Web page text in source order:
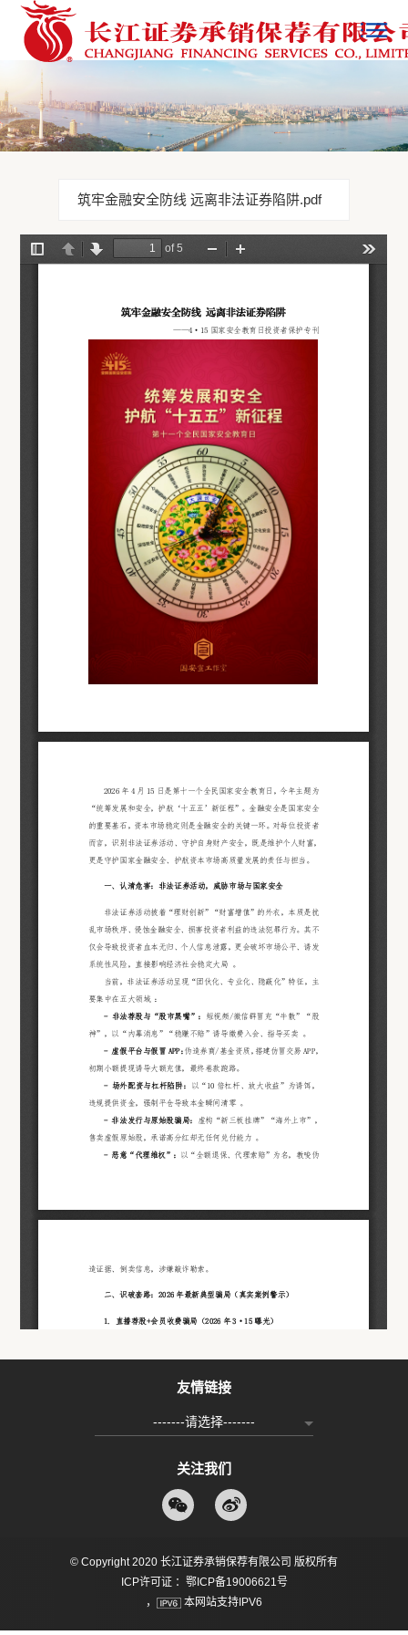
友情链接
-------请选择-------
关注我们
© Copyright 2020 长江证券承销保荐有限公司 版权所有
ICP许可证 ：鄂ICP备19006621号
，
本网站支持IPV6